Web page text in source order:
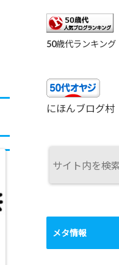
50歳代ランキング
にほんブログ村
メタ情報